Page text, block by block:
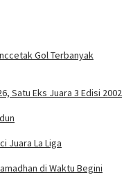
Gol Terbanyak
Satu Eks Juara 3 Edisi 2002
Juara La Liga
di Waktu Begini